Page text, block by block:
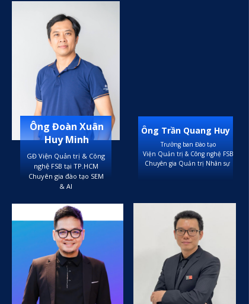
Trưởng ban Đào tạo
Viện Quản trị & Công nghệ FSB
Chuyên gia Quản trị Nhân sự
Ông Trần Quang Huy
GĐ Viện Quản trị & Công
nghệ FSB tại TP.HCM
Chuyên gia đào tạo SEM
& AI
Ông Đoàn Xuân
Huy Minh